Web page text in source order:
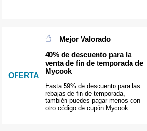
OFERTA
Mejor Valorado
40% de descuento para la
venta de fin de temporada de
Mycook
Hasta 59% de descuento para las
rebajas de fin de temporada,
también puedes pagar menos con
otro código de cupón Mycook.